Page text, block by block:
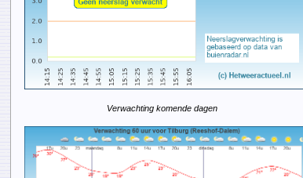
Verwachting komende dagen